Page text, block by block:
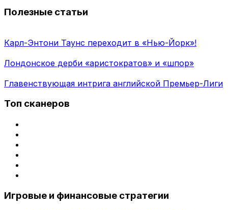
Полезные статьи
Карл-Энтони Таунс переходит в «Нью-Йорк»!
Лондонское дерби «аристократов» и «шпор»
Главенствующая интрига английской Премьер-Лиги
Топ сканеров
Игровые и финансовые стратегии